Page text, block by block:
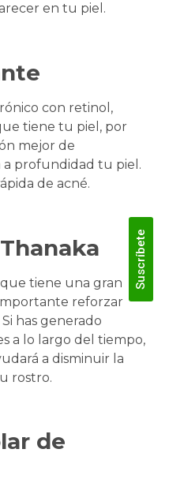
en tu piel.
con retinol,
tiene tu piel, por
mejor de
profundidad tu piel.
de acné.
tiene una gran
reforzar
has generado
a lo largo del tiempo,
a disminuir la
rostro.
de
Suscríbete